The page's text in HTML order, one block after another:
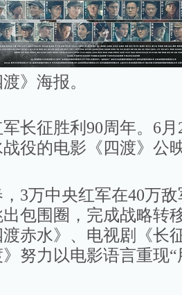
海报。
征胜利90周年。6月
役的电影《四渡》公
万中央红军在40万敌
出包围圈，完成战略转
赤水》、电视剧《长
努力以电影语言重现